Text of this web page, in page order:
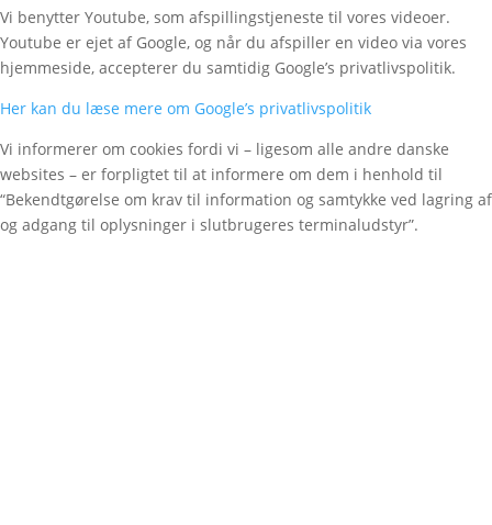
Vi benytter Youtube, som afspillingstjeneste til vores videoer.
Youtube er ejet af Google, og når du afspiller en video via vores
hjemmeside, accepterer du samtidig Google’s privatlivspolitik.
Her kan du læse mere om Google’s privatlivspolitik
Vi informerer om cookies fordi vi – ligesom alle andre danske
websites – er forpligtet til at informere om dem i henhold til
“Bekendtgørelse om krav til information og samtykke ved lagring af
og adgang til oplysninger i slutbrugeres terminaludstyr”.